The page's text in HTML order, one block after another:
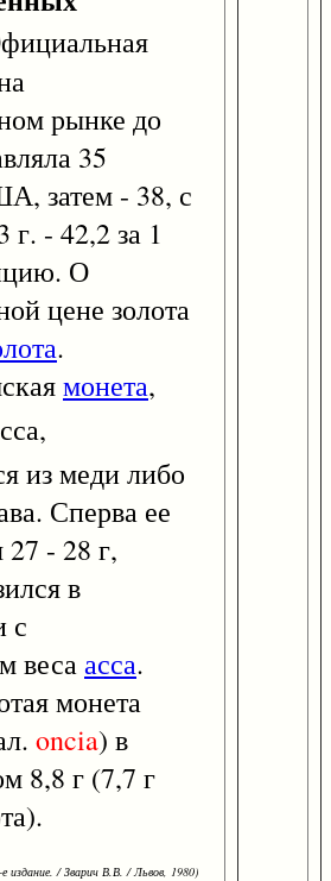
рынке до
35
затем - 38, с
г. - 42,2 за 1
О
цене золота
.
монета,
из меди либо
Сперва ее
27 - 28 г,
в
с
весаасса.
монета
oncia) в
8,8 г (7,7 г
издание. / Зварич В.В. / Львов, 1980)